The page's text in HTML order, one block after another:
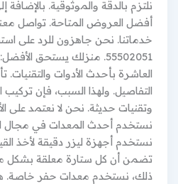
نلتزم بالدقة والموثوقية. بالإضافة
أفضل العروض المتاحة. تواصل معنا
خدماتنا. نحن جاهزون للرد على
55502051. منزلك يستحق
العاشرة بأحدث الأدوات والتقنيات.
التفاصيل. ولهذا السبب، فإن تركيب
وتقنيات حديثة. نحن لا نعتمد على
نستخدم أحدث المعدات في مجال
نستخدم أجهزة ليزر دقيقة لأخذ
تضمن أن كل ستارة معلقة بشكل
ذلك، نستخدم معدات حفر خاصة.